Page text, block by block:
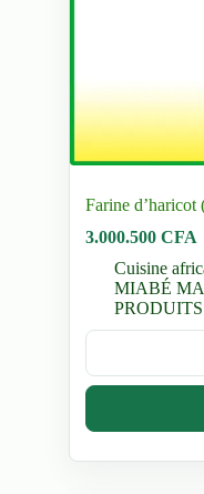
Farine
3.000.500CFA
Cuisine
MIABÉ